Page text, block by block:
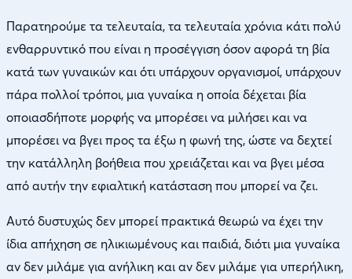
Παρατηρούμε τα τελευταία, τα τελευταία χρόνια κάτι πολύ
ενθαρρυντικό που είναι η προσέγγιση όσον αφορά τη βία
κατά των γυναικών και ότι υπάρχουν οργανισμοί, υπάρχουν
πάρα πολλοί τρόποι, μια γυναίκα η οποία δέχεται βία
οποιασδήποτε μορφής να μπορέσει να μιλήσει και να
μπορέσει να βγει προς τα έξω η φωνή της, ώστε να δεχτεί
την κατάλληλη βοήθεια που χρειάζεται και να βγει μέσα
από αυτήν την εφιαλτική κατάσταση που μπορεί να ζει.
Αυτό δυστυχώς δεν μπορεί πρακτικά θεωρώ να έχει την
ίδια απήχηση σε ηλικιωμένους και παιδιά, διότι μια γυναίκα
αν δεν μιλάμε για ανήλικη και αν δεν μιλάμε για υπερήλικη,